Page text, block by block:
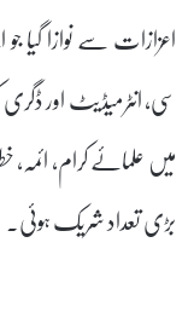
اعزازات سے نوازا
سی، انٹرمیڈیٹ اور
میں علمائے کرام، ائمہ،
بڑی تعداد شریک ہوئی۔